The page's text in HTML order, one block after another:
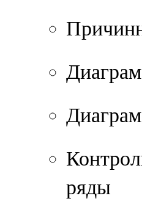
ряды